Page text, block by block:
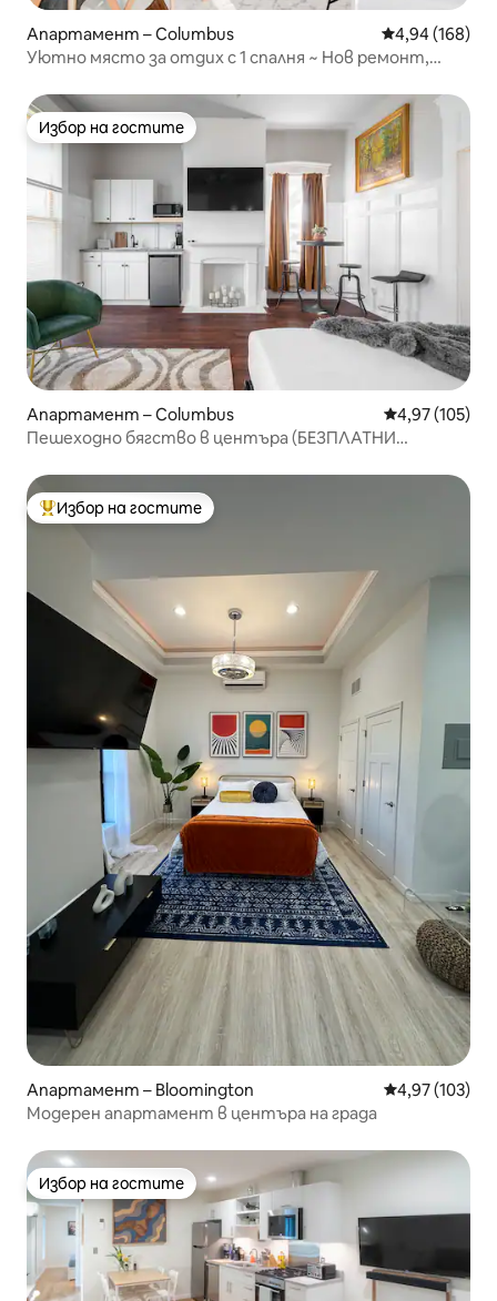
Апартамент – Columbus Средна
4,94 (168)
Уютно място за отдих с 1 спалня ~ Нов ремонт,
Избор на гостите
Избор на гостите
Апартамент – Columbus Средна
4,97 (105)
Пешеходно бягство в центъра (БЕЗПЛАТНИ
Най-популярен избор на гостите
Избор на гостите
Апартамент – Bloomington Средна
4,97 (103)
Модерен апартамент в центъра на града
Избор на гостите
Избор на гостите